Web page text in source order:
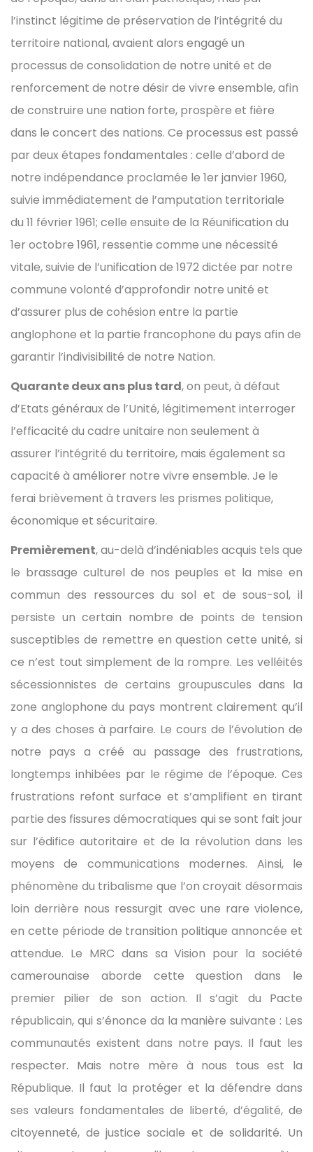
l’instinct légitime de préservation de l’intégrité du
territoire national, avaient alors engagé un
processus de consolidation de notre unité et de
renforcement de notre désir de vivre ensemble, afin
de construire une nation forte, prospère et fière
dans le concert des nations. Ce processus est passé
par deux étapes fondamentales : celle d’abord de
notre indépendance proclamée le 1er janvier 1960,
suivie immédiatement de l’amputation territoriale
du 11 février 1961; celle ensuite de la Réunification du
1er octobre 1961, ressentie comme une nécessité
vitale, suivie de l’unification de 1972 dictée par notre
commune volonté d’approfondir notre unité et
d’assurer plus de cohésion entre la partie
anglophone et la partie francophone du pays afin de
garantir l’indivisibilité de notre Nation.
Quarante deux ans plus tard, on peut, à défaut
d’Etats généraux de l’Unité, légitimement interroger
l’efficacité du cadre unitaire non seulement à
assurer l’intégrité du territoire, mais également sa
capacité à améliorer notre vivre ensemble. Je le
ferai brièvement à travers les prismes politique,
économique et sécuritaire.
Premièrement, au-delà d’indéniables acquis tels que
le brassage culturel de nos peuples et la mise en
commun des ressources du sol et de sous-sol, il
persiste un certain nombre de points de tension
susceptibles de remettre en question cette unité, si
ce n’est tout simplement de la rompre. Les velléités
sécessionnistes de certains groupuscules dans la
zone anglophone du pays montrent clairement qu’il
y a des choses à parfaire. Le cours de l’évolution de
notre pays a créé au passage des frustrations,
longtemps inhibées par le régime de l’époque. Ces
frustrations refont surface et s’amplifient en tirant
partie des fissures démocratiques qui se sont fait jour
sur l’édifice autoritaire et de la révolution dans les
moyens de communications modernes. Ainsi, le
phénomène du tribalisme que l’on croyait désormais
loin derrière nous ressurgit avec une rare violence,
en cette période de transition politique annoncée et
attendue. Le MRC dans sa Vision pour la société
camerounaise aborde cette question dans le
premier pilier de son action. Il s’agit du Pacte
républicain, qui s’énonce da la manière suivante : Les
communautés existent dans notre pays. Il faut les
respecter. Mais notre mère à nous tous est la
République. Il faut la protéger et la défendre dans
ses valeurs fondamentales de liberté, d’égalité, de
citoyenneté, de justice sociale et de solidarité. Un